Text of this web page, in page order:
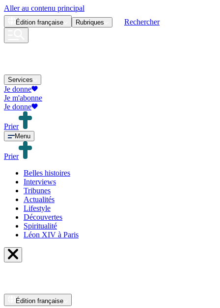
Aller au contenu principal
Édition française Rubriques Rechercher
Services
Je donne
Je m'abonne
Je donne
Prier
Menu
Prier
Belles histoires
Interviews
Tribunes
Actualités
Lifestyle
Découvertes
Spiritualité
Léon XIV à Paris
Édition française